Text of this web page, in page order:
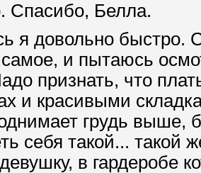
Спасибо, Белла.
я довольно быстро.
и пытаюсь
признать, что
и красивыми
грудь выше,
себя такой... такой
в гардеробе